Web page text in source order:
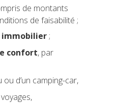
de montants
de faisabilité ;
immobilier;
confort, par
ou d’un camping-car,